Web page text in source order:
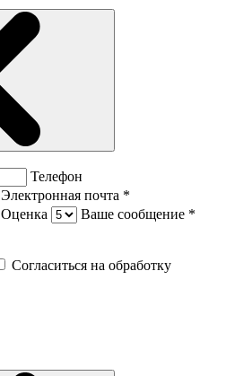
Телефон
Электронная почта *
Оценка
Ваше сообщение *
Согласиться на обработку